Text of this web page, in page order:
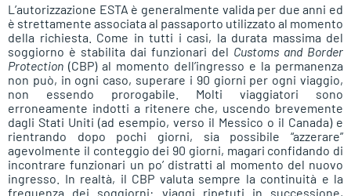
L’autorizzazione ESTA è generalmente valida per due anni ed
è strettamente associata al passaporto utilizzato al momento
della richiesta. Come in tutti i casi, la durata massima del
soggiorno è stabilita dai funzionari del Customs and Border
Protection (CBP) al momento dell’ingresso e la permanenza
non può, in ogni caso, superare i 90 giorni per ogni viaggio,
non essendo prorogabile. Molti viaggiatori sono
erroneamente indotti a ritenere che, uscendo brevemente
dagli Stati Uniti (ad esempio, verso il Messico o il Canada) e
rientrando dopo pochi giorni, sia possibile “azzerare”
agevolmente il conteggio dei 90 giorni, magari confidando di
incontrare funzionari un po’ distratti al momento del nuovo
ingresso. In realtà, il CBP valuta sempre la continuità e la
frequenza dei soggiorni: viaggi ripetuti in successione,